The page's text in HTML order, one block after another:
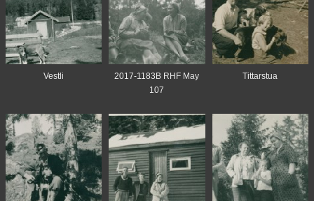
Vestli
2017-1183B RHF May
107
Tittarstua